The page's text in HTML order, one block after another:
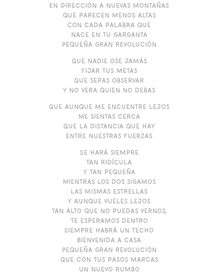
En dirección a nuevas montañas
que parecen menos altas
Con cada palabra que
nace en tu garganta
Pequeña gran revolución
Que nadie ose jamás
fijar tus metas
Que sepas observar
y no vera quien no debas
Que aunque me encuentre lejos
Me sientas cerca
Que la distancia que hay
entre nuestras fuerzas
Se hará siempre
tan ridícula
Y tan pequeña
Mientras los dos sigamos
las mismas estrellas
Y aunque vueles lejos
Tan alto que no puedas vernos,
te esperamos dentro
Siempre habrá un techo
Bienvenida a casa
Pequeña gran revolución
Que con tus pasos marcas
un nuevo rumbo